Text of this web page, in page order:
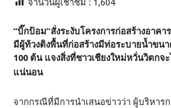
จำนวนผู้เช้าชม : 1,604
“บิ๊กป้อม”สั่งระงับโครงการก่อสร้างอาค
มีผู้ท้วงติงพื้นที่ก่อสร้างมีท่อระบายน้ำขน
100 ต้น แจงสิ่งที่ชาวเชียงใหม่หวั่นวิตกจ
แน่นอน
จากกรณีที่มีการนำเสนอข่าวว่า ผู้บริหาร